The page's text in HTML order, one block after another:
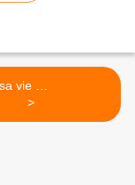
sa vie …
>